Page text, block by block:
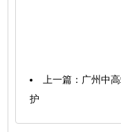
上一篇： 广州中
护